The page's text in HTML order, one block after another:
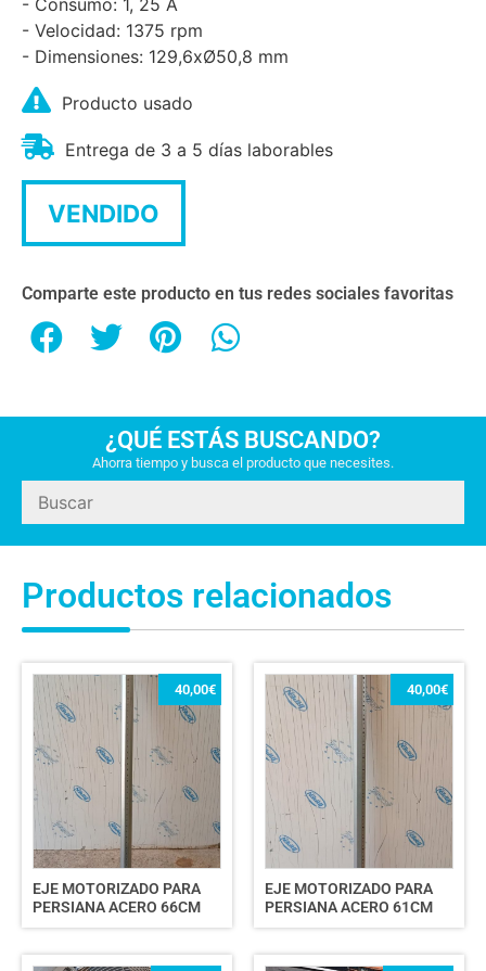
- Velocidad: 1375 rpm
- Dimensiones: 129,6xØ50,8 mm
Producto usado
Entrega de 3 a 5 días laborables
VENDIDO
Comparte este producto en tus redes sociales favoritas
¿QUÉ ESTÁS BUSCANDO?
Ahorra tiempo y busca el producto que necesites.
Productos relacionados
EJE MOTORIZADO PARA
PERSIANA ACERO 66CM
40,00€
EJE MOTORIZADO PARA
PERSIANA ACERO 61CM
40,00€